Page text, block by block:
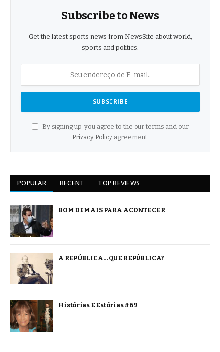
Subscribe to News
Get the latest sports news from NewsSite about world,
sports and politics.
By signing up, you agree to the our terms and our
Privacy Policyagreement.
POPULAR RECENT TOP REVIEWS
BOM DEMAIS PARA ACONTECER
A REPÚBLICA… QUE REPÚBLICA?
Histórias E Estórias #69